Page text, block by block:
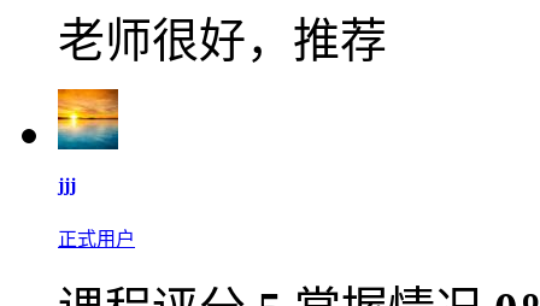
老师很好，推荐
jjj
正式用户